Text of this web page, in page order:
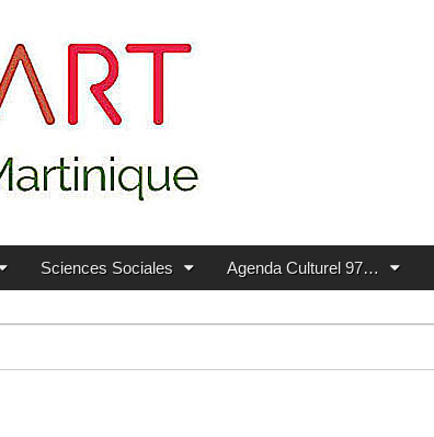
Sciences Sociales Agenda Culturel 97…